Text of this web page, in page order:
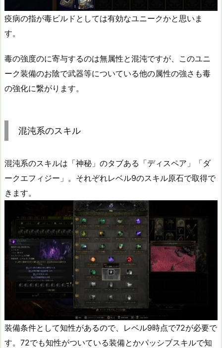
疫病の指が毒ビルドとしては有効なユニークかと思いま
す。
毒の強度のに寄与するのは無属性と混沌ですが、このユニ
ーク装備のお陰で武器等についている他の属性の強さも毒
の強化に繋がります。
混沌系のスキル
混沌系のスキルは「神秘」のタブある「ディスペア」「ダ
ークエフィジー」。それぞれレベル9のスキル原石で取得で
きます。
装備条件として知性があるので、レベル9時点で72が必要で
す。72でも知性がついている装備とかパッシブスキルで知